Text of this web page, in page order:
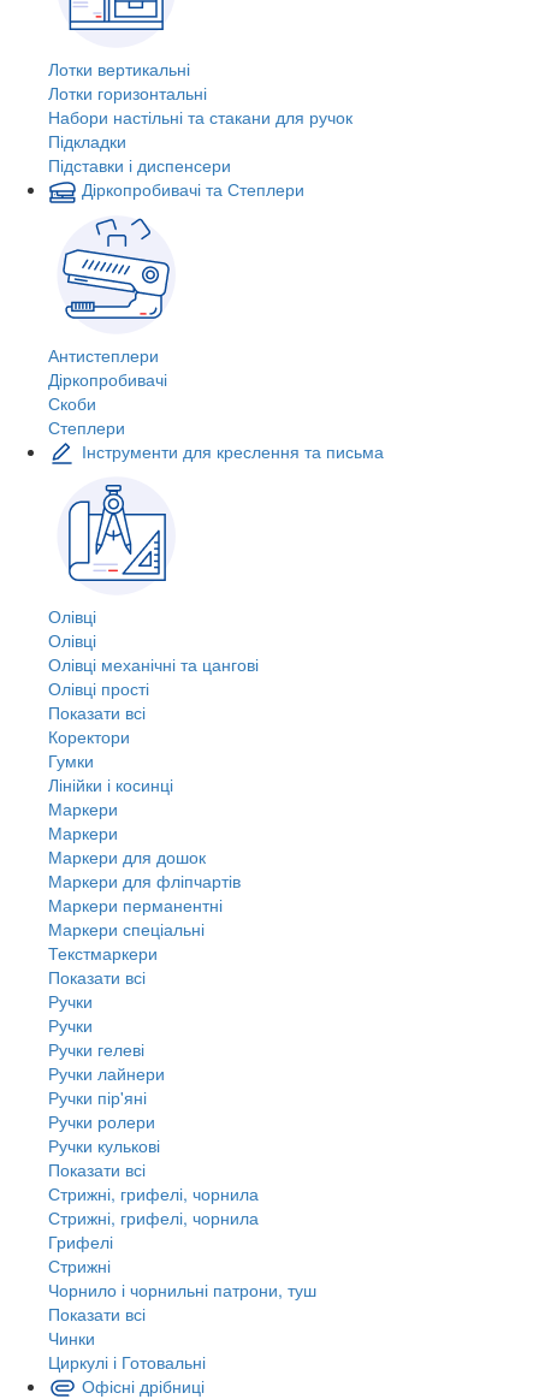
Лотки вертикальні
Лотки горизонтальні
Набори настільні та стакани для ручок
Підкладки
Підставки і диспенсери
Діркопробивачі та Степлери
Антистеплери
Діркопробивачі
Скоби
Степлери
Інструменти для креслення та письма
Олівці
Олівці
Олівці механічні та цангові
Олівці прості
Показати всі
Коректори
Гумки
Лінійки і косинці
Маркери
Маркери
Маркери для дошок
Маркери для фліпчартів
Маркери перманентні
Маркери спеціальні
Текстмаркери
Показати всі
Ручки
Ручки
Ручки гелеві
Ручки лайнери
Ручки пір'яні
Ручки ролери
Ручки кулькові
Показати всі
Стрижні, грифелі, чорнила
Стрижні, грифелі, чорнила
Грифелі
Стрижні
Чорнило і чорнильні патрони, туш
Показати всі
Чинки
Циркулі і Готовальні
Офісні дрібниці